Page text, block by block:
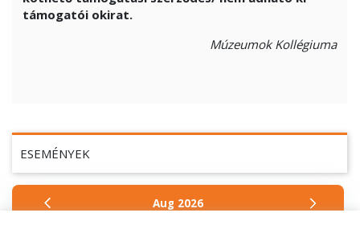
ESEMÉNYEK
Aug 2026
támogatói okirat.
Múzeumok Kollégiuma